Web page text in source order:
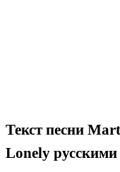
Текст песни
Lonely